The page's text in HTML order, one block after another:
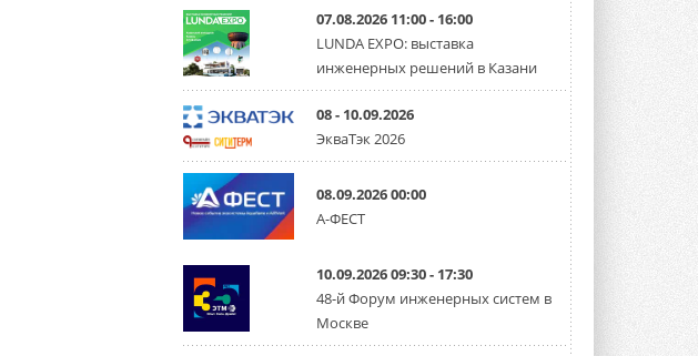
07.08.2026 11:00 - 16:00
LUNDA EXPO: выставка
инженерных решений в Казани
08 - 10.09.2026
ЭкваТэк 2026
08.09.2026 00:00
А-ФЕСТ
10.09.2026 09:30 - 17:30
48-й Форум инженерных систем в
Москве